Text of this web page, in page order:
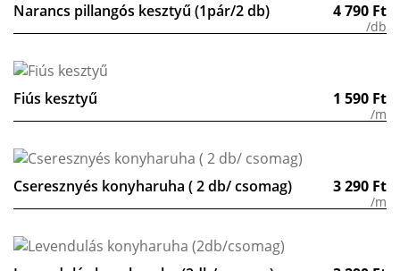
Narancs pillangós kesztyű (1pár/2 db) 4 790 Ft
/db
Fiús kesztyű 1 590 Ft
/m
Cseresznyés konyharuha ( 2 db/ csomag) 3 290 Ft
/m